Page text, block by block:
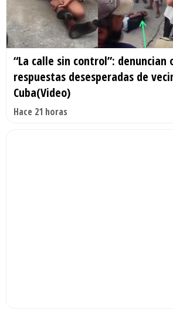
“La calle sin control”: denuncian
respuestas desesperadas de
Cuba(Video)
Hace 21 horas